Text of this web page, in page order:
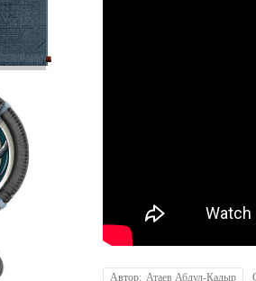
Автор: Атаев Абдул-Кадыр